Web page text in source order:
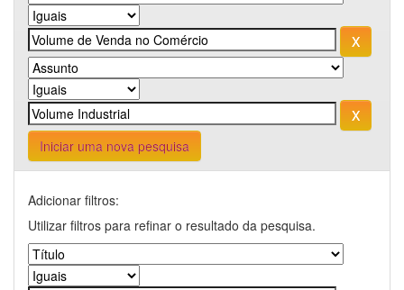
Iniciar uma nova pesquisa
Adicionar filtros:
Utilizar filtros para refinar o resultado da pesquisa.